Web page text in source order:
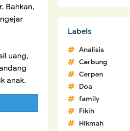
Bahkan,
uang,
anak.
Labels
Analisis
Cerbung
Cerpen
Doa
family
Fikih
Hikmah